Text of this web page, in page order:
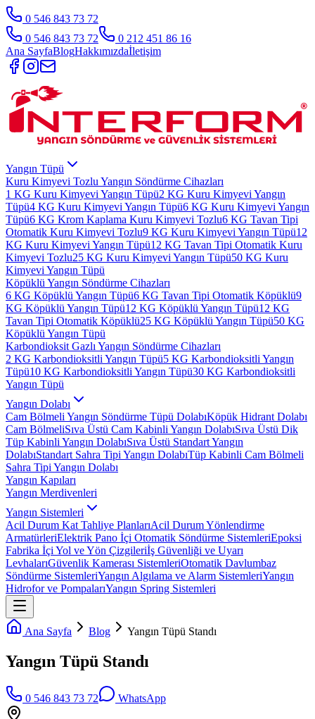
0 546 843 73 72
0 546 843 73 72
0 212 451 86 16
Ana SayfaBlogHakkımızdaİletişim
Yangın Tüpü
Kuru Kimyevi Tozlu Yangın Söndürme Cihazları
1 KG Kuru Kimyevi Yangın Tüpü2 KG Kuru Kimyevi Yangın
Tüpü4 KG Kuru Kimyevi Yangın Tüpü6 KG Kuru Kimyevi Yangın
Tüpü6 KG Krom Kaplama Kuru Kimyevi Tozlu6 KG Tavan Tipi
Otomatik Kuru Kimyevi Tozlu9 KG Kuru Kimyevi Yangın Tüpü12
KG Kuru Kimyevi Yangın Tüpü12 KG Tavan Tipi Otomatik Kuru
Kimyevi Tozlu25 KG Kuru Kimyevi Yangın Tüpü50 KG Kuru
Kimyevi Yangın Tüpü
Köpüklü Yangın Söndürme Cihazları
6 KG Köpüklü Yangın Tüpü6 KG Tavan Tipi Otomatik Köpüklü9
KG Köpüklü Yangın Tüpü12 KG Köpüklü Yangın Tüpü12 KG
Tavan Tipi Otomatik Köpüklü25 KG Köpüklü Yangın Tüpü50 KG
Köpüklü Yangın Tüpü
Karbondioksit Gazlı Yangın Söndürme Cihazları
2 KG Karbondioksitli Yangın Tüpü5 KG Karbondioksitli Yangın
Tüpü10 KG Karbondioksitli Yangın Tüpü30 KG Karbondioksitli
Yangın Tüpü
Yangın Dolabı
Cam Bölmeli Yangın Söndürme Tüpü DolabıKöpük Hidrant Dolabı
Cam BölmeliSıva Üstü Cam Kabinli Yangın DolabıSıva Üstü Dik
Tüp Kabinli Yangın DolabıSıva Üstü Standart Yangın
DolabıStandart Sahra Tipi Yangın DolabıTüp Kabinli Cam Bölmeli
Sahra Tipi Yangın Dolabı
Yangın Kapıları
Yangın Merdivenleri
Yangın Sistemleri
Acil Durum Kat Tahliye PlanlarıAcil Durum Yönlendirme
ArmatürleriElektrik Pano İçi Otomatik Söndürme SistemleriEpoksi
Fabrika İçi Yol ve Yön Çizgileriİş Güvenliği ve Uyarı
LevhalarıGüvenlik Kamerası SistemleriOtomatik Davlumbaz
Söndürme SistemleriYangın Algılama ve Alarm SistemleriYangın
Hidrofor ve PompalarıYangın Spring Sistemleri
Ana Sayfa Blog Yangın Tüpü Standı
Yangın Tüpü Standı
0 546 843 73 72 WhatsApp